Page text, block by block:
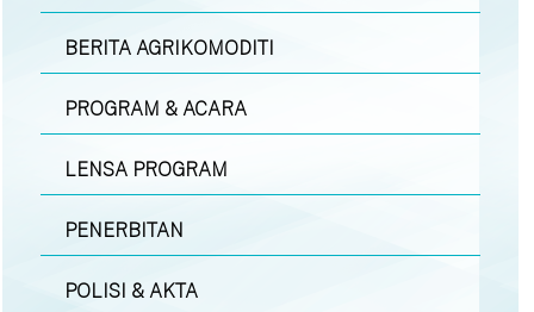
BERITA AGRIKOMODITI
PROGRAM & ACARA
LENSA PROGRAM
PENERBITAN
POLISI & AKTA